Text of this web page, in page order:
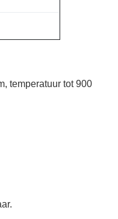
temperatuur tot 900